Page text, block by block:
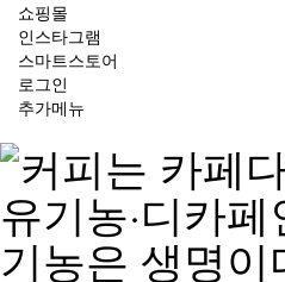
쇼핑몰
인스타그램
스마트스토어
로그인
추가메뉴